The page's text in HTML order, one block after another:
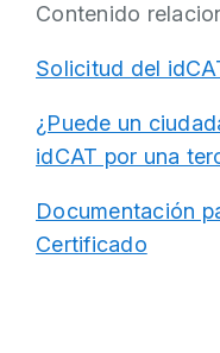
Contenido
Solicitud del
¿Puede un
idCAT por una
Documentación
Certificado